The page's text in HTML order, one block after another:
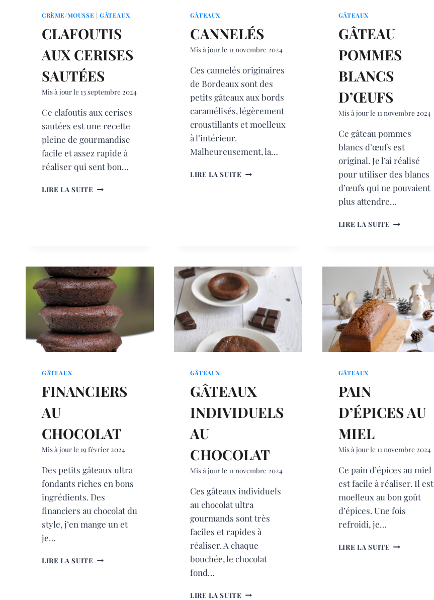
CRÈME/MOUSSE | GÂTEAUX
CLAFOUTIS
AUX CERISES
SAUTÉES
Mis à jour le 13 septembre 2024
Ce clafoutis aux cerises
sautées est une recette
pleine de gourmandise
facile et assez rapide à
réaliser qui sent bon…
LIRE LA SUITE CLAFOUTIS
GÂTEAUX
CANNELÉS
Mis à jour le 11 novembre 2024
Ces cannelés originaires
de Bordeaux sont des
petits gâteaux aux bords
caramélisés, légèrement
croustillants et moelleux
à l’intérieur.
Malheureusement, la…
LIRE LA SUITE CANNELÉS
GÂTEAUX
GÂTEAU
POMMES
BLANCS
D’ŒUFS
Mis à jour le 11 novembre 2024
Ce gâteau pommes
blancs d’œufs est
original. Je l’ai réalisé
pour utiliser des blancs
d’œufs qui ne pouvaient
plus attendre…
LIRE LA SUITE GÂTEAU
GÂTEAUX
FINANCIERS
AU
CHOCOLAT
Mis à jour le 19 février 2024
Des petits gâteaux ultra
fondants riches en bons
ingrédients. Des
financiers au chocolat du
style, j’en mange un et
je…
LIRE LA SUITE FINANCIERS
GÂTEAUX
GÂTEAUX
INDIVIDUELS
AU
CHOCOLAT
Mis à jour le 11 novembre 2024
Ces gâteaux individuels
au chocolat ultra
gourmands sont très
faciles et rapides à
réaliser. A chaque
bouchée, le chocolat
fond…
LIRE LA SUITE GÂTEAUX
GÂTEAUX
PAIN
D’ÉPICES AU
MIEL
Mis à jour le 11 novembre 2024
Ce pain d’épices au miel
est facile à réaliser. Il est
moelleux au bon goût
d’épices. Une fois
refroidi, je…
LIRE LA SUITE PAIN